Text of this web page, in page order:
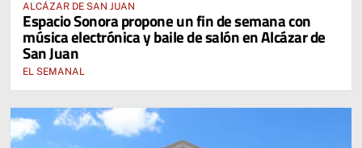
ALCÁZAR DE SAN JUAN
Espacio Sonora propone un fin de semana con
música electrónica y baile de salón en Alcázar de
San Juan
EL SEMANAL